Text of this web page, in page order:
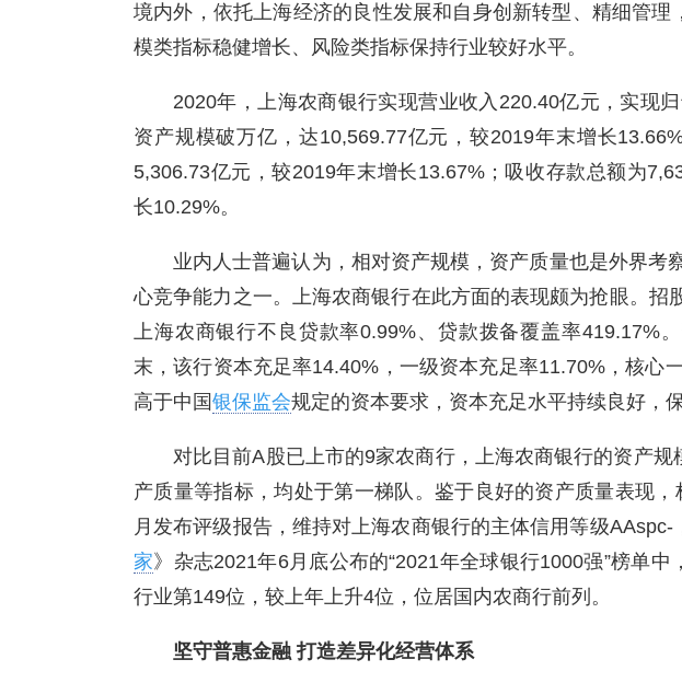
境内外，依托上海经济的良性发展和自身创新转型、精细管理
模类指标稳健增长、风险类指标保持行业较好水平。
2020年，上海农商银行实现营业收入220.40亿元，实现
资产规模破万亿，达10,569.77亿元，较2019年末增长
5,306.73亿元，较2019年末增长13.67%；吸收存款总额为
长10.29%。
业内人士普遍认为，相对资产规模，资产质量也是外界考
心竞争能力之一。上海农商银行在此方面的表现颇为抢眼。招
上海农商银行不良贷款率0.99%、贷款拨备覆盖率419.17%
末，该行资本充足率14.40%，一级资本充足率11.70%，核心
高于中国银保监会规定的资本要求，资本充足水平持续良好，
对比目前A股已上市的9家农商行，上海农商银行的资产规
产质量等指标，均处于第一梯队。鉴于良好的资产质量表现
月发布评级报告，维持对上海农商银行的主体信用等级AAspc-
家》杂志2021年6月底公布的“2021年全球银行1000强”榜单
行业第149位，较上年上升4位，位居国内农商行前列。
坚守普惠金融 打造差异化经营体系